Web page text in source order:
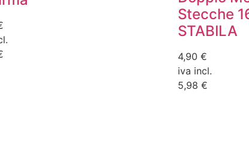
Stecche
STABILA
4,90 €
iva incl.
5,98 €